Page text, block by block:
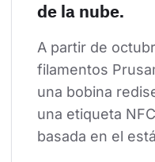
de la nube.
A partir de
filamentos
una bobina
una etiqueta
basada en el